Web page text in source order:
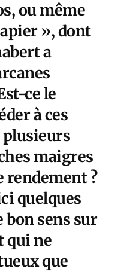
ou même
», dont
a
ce le
à ces
plusieurs
maigres
rendement ?
quelques
bon sens sur
qui ne
que